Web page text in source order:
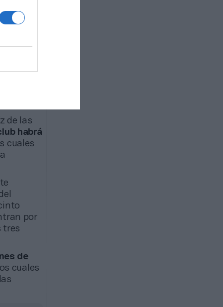
ha
del
de
de las
habrá
cuales
por
tres
de
cuales